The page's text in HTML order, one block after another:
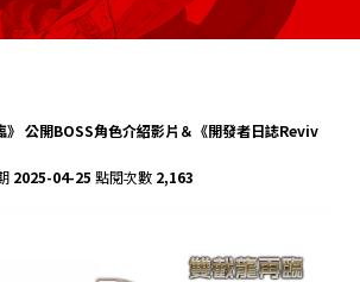
》 公開BOSS角色介紹影片＆《開發者日誌Reviv
2025-04-25 點閱次數 2,163